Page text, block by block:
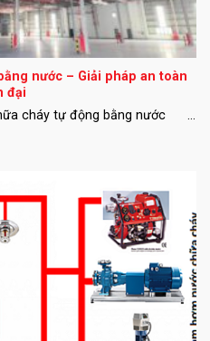
nước – Giải pháp an toàn
đại
cháy tự động bằng nước ...